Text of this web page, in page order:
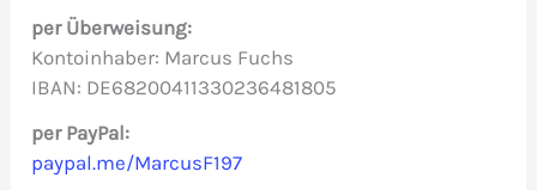
n
a
c
h
per Überweisung:
Kontoinhaber: Marcus Fuchs
IBAN: DE68200411330236481805
per PayPal:
paypal.me/MarcusF197